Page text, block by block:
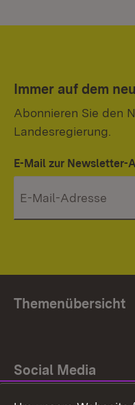
Immer auf dem
Abonnieren Sie den
Landesregierung.
E-Mail zur Newsletter-
Themenübersicht
Social Media